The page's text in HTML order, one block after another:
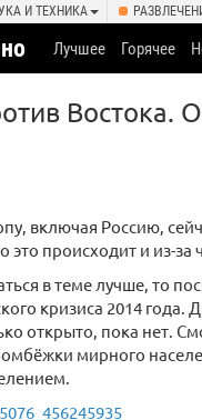
И ТЕХНИКА
Лучшее Горячее
Востока.
включая Россию,
это происходит и из-за
в теме лучше, то
кризиса 2014 года.
открыто, пока нет.
мирного